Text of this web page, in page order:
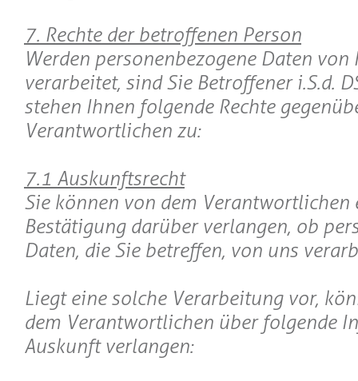
7. Rechte der betroffenen Person
Werden personenbezogene Daten von
verarbeitet, sind Sie Betroffener i.S.d.
stehen Ihnen folgende Rechte
Verantwortlichen zu:
7.1 Auskunftsrecht
Sie können von dem Verantwortlichen
Bestätigung darüber verlangen, ob
Daten, die Sie betreffen, von uns
Liegt eine solche Verarbeitung vor,
dem Verantwortlichen über folgende
Auskunft verlangen: